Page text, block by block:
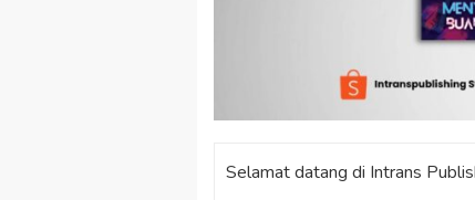
Selamat datang di Intrans